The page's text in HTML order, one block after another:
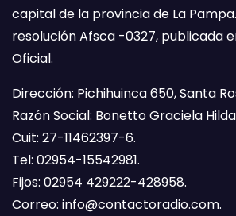
capital de la provincia de La
resolución Afsca -0327, publicada
Oficial.
Dirección: Pichihuinca 650, Santa
Razón Social: Bonetto Graciela
Cuit: 27-11462397-6.
Tel: 02954-15542981.
Fijos: 02954 429222-428958.
Correo: info@contactoradio.com.